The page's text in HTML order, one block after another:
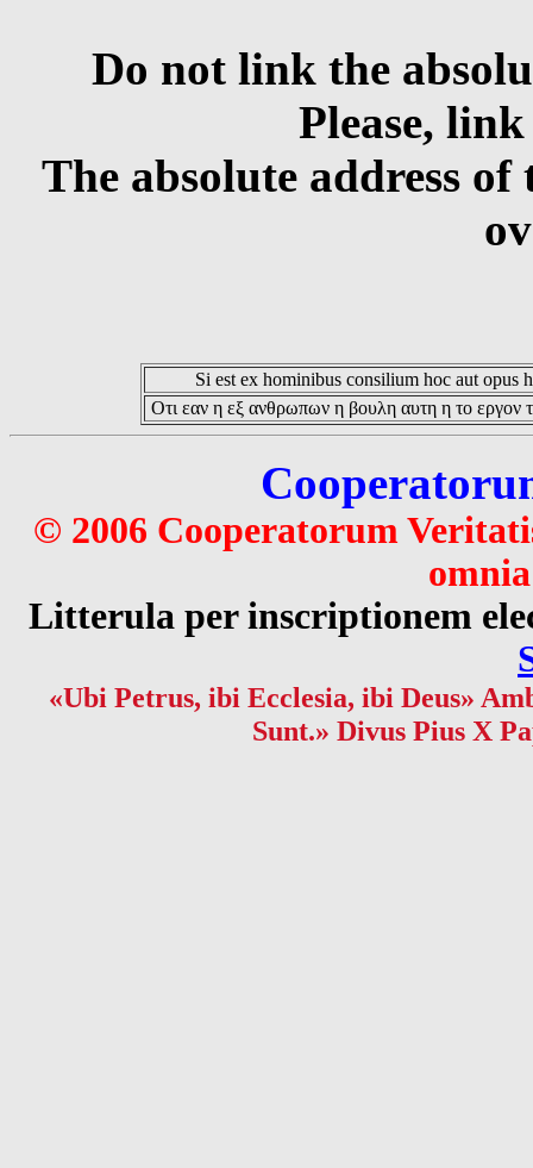
Do not link the
Please,
The absolute address
Si est ex hominibus consilium hoc aut opus
Οτι εαν η εξ ανθρωπων η βουλη αυτη η το εργον
© 2006 Cooperatorum
Litterula per inscriptionem
«Ubi Petrus, ibi Ecclesia, ibi Deus»
Sunt.» Divus Pius X